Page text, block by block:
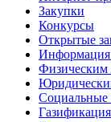
Закупки
Конкурсы
Открытые
Информация
Физическим
Социальные